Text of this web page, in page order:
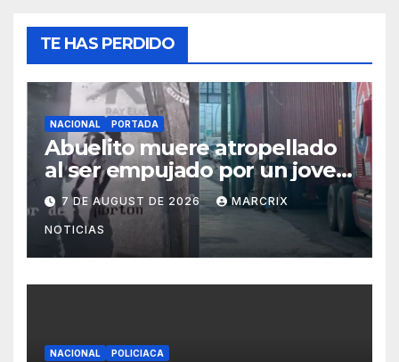
TE HAS PERDIDO
NACIONAL PORTADA
Abuelito muere atropellado
al ser empujado por un joven
en Monterrey
7 DE AUGUST DE 2026 MARCRIX
NOTICIAS
NACIONAL POLICIACA